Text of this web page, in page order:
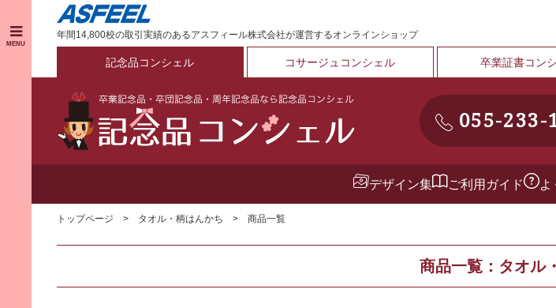
年間14,800校の取引実績のあるアスフィール株式会社が運営するオンラインショップ
記念品コンシェル コサージュコンシェル 卒業証書コン
055-233-
デザイン集 ご利用ガイド よ
トップページ タオル・柄はんかち 商品一覧
商品一覧：タオル
MENU